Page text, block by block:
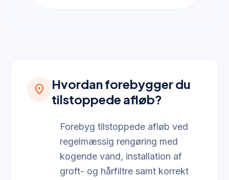
location_on
Hvordan forebygger du
tilstoppede afløb?
Forebyg tilstoppede afløb ved
regelmæssig rengøring med
kogende vand, installation af
groft- og hårfiltre samt korrekt